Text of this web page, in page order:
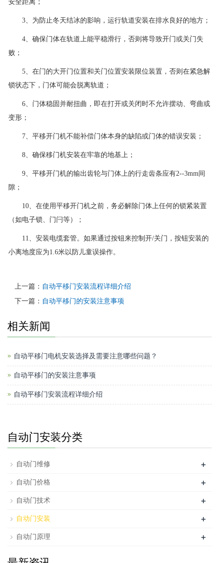
安全距离；
3、为防止冬天结冰的影响，运行轨道安装在排水良好的地方；
4、确保门体在轨道上能平稳滑行，否则将导致开门或关门失
败；
5、在门的大开门位置和关门位置安装限位装置，否则在紧急解
锁状态下，门体可能会脱离轨道；
6、门体稳固并耐扭曲，即在打开或关闭时不允许摆动、弯曲或
变形；
7、平移开门机不能补偿门体本身的缺陷或门体的错误安装；
8、确保移门机安装在牢靠的地基上；
9、平移开门机的输出齿轮与门体上的行走齿条应有2--3mm间
隙；
10、在使用平移开门机之前，务必解除门体上任何的锁紧装置
（如电子锁、门闩等）；
11、安装电缆套管。如果通过按钮来控制开/关门，按钮安装的
小离地度应为1.6米以防儿童误操作。
上一篇： 自动平移门安装流程详细介绍
下一篇： 自动平移门的安装注意事项
相关新闻
自动平移门电机安装选择及需要注意哪些问题？
自动平移门的安装注意事项
自动平移门安装流程详细介绍
自动门安装分类
自动门维修 +
自动门价格 +
自动门技术 +
自动门安装 +
自动门原理 +